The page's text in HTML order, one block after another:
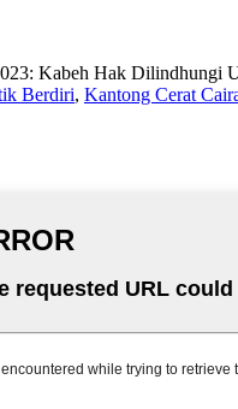
Kabeh Hak Dilindhungi
Berdiri, Kantong Cerat